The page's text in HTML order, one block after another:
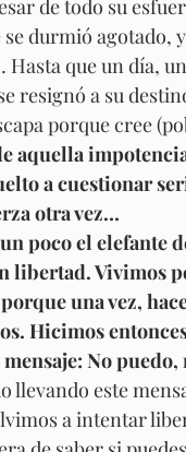
de todo su
se durmió agotado,
Hasta que un día,
resignó a su
porque cree
aquella
a cuestionar
otra vez…
poco el elefante
libertad. Vivimos
una vez,
Hicimos
No
llevando este
a intentar